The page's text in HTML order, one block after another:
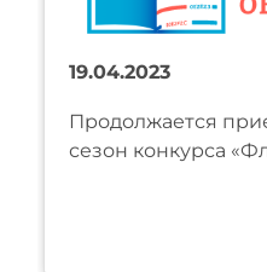
19.04.2023
Продолжается
сезон конкурса